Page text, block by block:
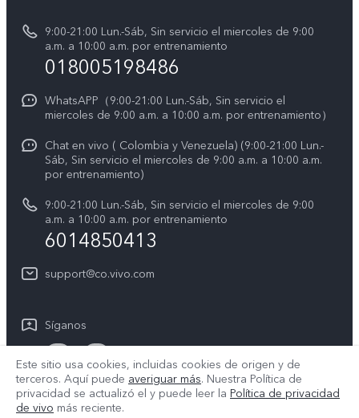
Y11d
Verificación de IMEI
Consulta el Precio de los Repuestos
Servicio de logística
Progreso de la reparación
Noticias
Empleos en vivo
Avisos legales
Sostenibilidad
Centro de privacidad de vivo
Accesibilidad
9:00-21:00 Lun.-Sáb, Sin servicio el miercoles de 9:00
a.m. a 10:00 a.m. por entrenamiento
018005198486
WhatsAPP（9:00-21:00 Lun.-Sáb, Sin servicio el
miercoles de 9:00 a.m. a 10:00 a.m. por entrenamiento）
Chat en vivo ( Colombia y Venezuela) (9:00-21:00 Lun.-
Sáb, Sin servicio el miercoles de 9:00 a.m. a 10:00 a.m.
por entrenamiento)
9:00-21:00 Lun.-Sáb, Sin servicio el miercoles de 9:00
a.m. a 10:00 a.m. por entrenamiento
6014850413
support@co.vivo.com
Síganos
Colombia | Seleccione país/región
Este sitio usa cookies, incluidas cookies de origen y de
terceros. Aquí puede averiguar más. Nuestra Política de
privacidad se actualizó el y puede leer la Política de privacidad
de vivo más reciente.